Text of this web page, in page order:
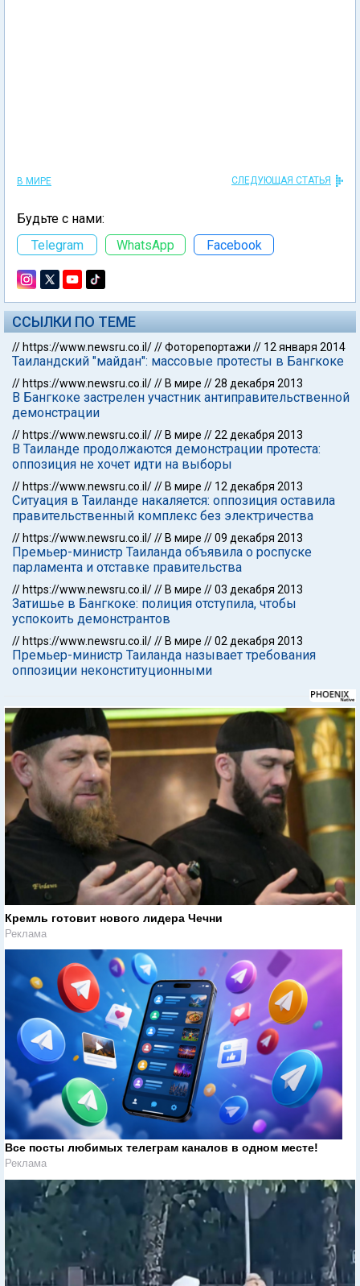
В МИРЕ СЛЕДУЮЩАЯ СТАТЬЯ
Будьте с нами:
Telegram
WhatsApp Facebook
ССЫЛКИ ПО ТЕМЕ
// https://www.newsru.co.il///Фоторепортажи // 12 января 2014
Таиландский "майдан": массовые протесты в Бангкоке
// https://www.newsru.co.il/// В мире //28 декабря 2013
В Бангкоке застрелен участник антиправительственной
демонстрации
// https://www.newsru.co.il/// В мире //22 декабря 2013
В Таиланде продолжаются демонстрации протеста:
оппозиция не хочет идти на выборы
// https://www.newsru.co.il/// В мире // 12 декабря 2013
Ситуация в Таиланде накаляется: оппозиция оставила
правительственный комплекс без электричества
// https://www.newsru.co.il/// В мире //09 декабря 2013
Премьер-министр Таиланда объявила о роспуске
парламента и отставке правительства
// https://www.newsru.co.il/// В мире //03 декабря 2013
Затишье в Бангкоке: полиция отступила, чтобы
успокоить демонстрантов
// https://www.newsru.co.il/// В мире //02 декабря 2013
Премьер-министр Таиланда называет требования
оппозиции неконституционными
Кремль готовит нового лидера Чечни
Реклама
Все посты любимых телеграм каналов в одном месте!
Реклама